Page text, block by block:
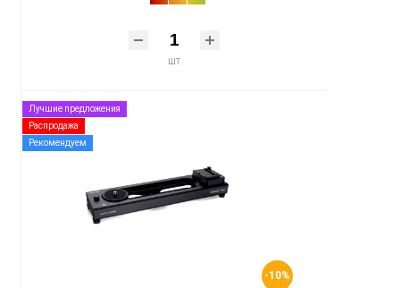
шт
-10%
Лучшие предложения
Распродажа
Рекомендуем